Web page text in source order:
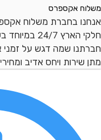
אקספרס
בחברת משלוח
24/7 במיוחד בשבילכם!
שמה דגש על זמני
שירות ויחס אדיב